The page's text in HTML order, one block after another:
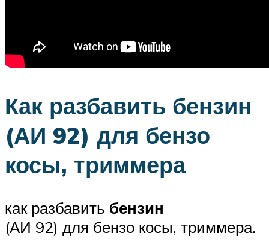
Как разбавить бензин
(АИ 92) для бензо
косы, триммера
как разбавить бензин
(АИ 92) для бензо косы, триммера.